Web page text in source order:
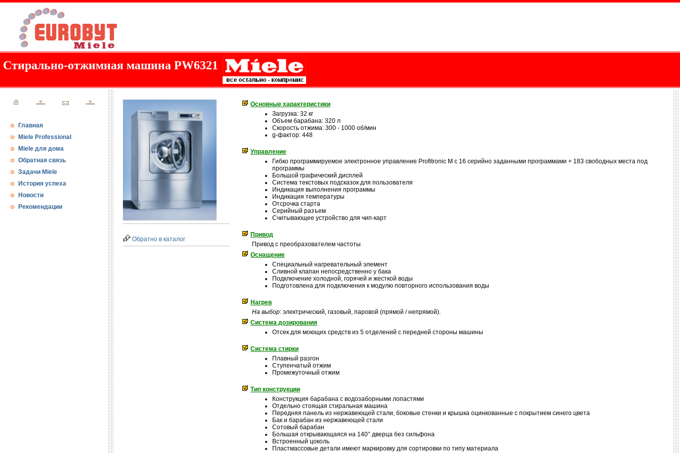
Стирально-отжимная машина PW6321
Главная
Miele Professional
Miele для дома
Обратная связь
Задачи Miele
История успеха
Новости
Рекомендации
Обратно в каталог
Основные характеристики
Загрузка: 32 кг
Объем барабана: 320 л
Скорость отжима: 300 - 1000 об/мин
g-фактор: 448
Управление
Гибко программируемое электронное управление Profitronic M с 16 серийно заданными программами + 183 свободных места под
программы
Большой графический дисплей
Система текстовых подсказок для пользователя
Индикация выполнения программы
Индикация температуры
Отсрочка старта
Серийный разъем
Считывающее устройство для чип-карт
Привод
Привод с преобразователем частоты
Оснащение
Специальный нагревательный элемент
Сливной клапан непосредственно у бака
Подключение холодной, горячей и жесткой воды
Подготовлена для подключения к модулю повторного использования воды
Нагрев
На выбор: электрический, газовый, паровой (прямой / непрямой).
Система дозирования
Отсек для моющих средств из 5 отделений с передней стороны машины
Система стирки
Плавный разгон
Ступенчатый отжим
Промежуточный отжим
Тип конструкции
Конструкция барабана с водозаборными лопастями
Отдельно стоящая стиральная машина
Передняя панель из нержавеющей стали, боковые стенки и крышка оцинкованные с покрытием синего цвета
Бак и барабан из нержавеющей стали
Сотовый барабан
Большая открывающаяся на 140° дверца без сильфона
Встроенный цоколь
Пластмассовые детали имеют маркировку для сортировки по типу материала